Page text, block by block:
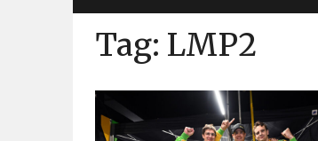
Tag: LMP2